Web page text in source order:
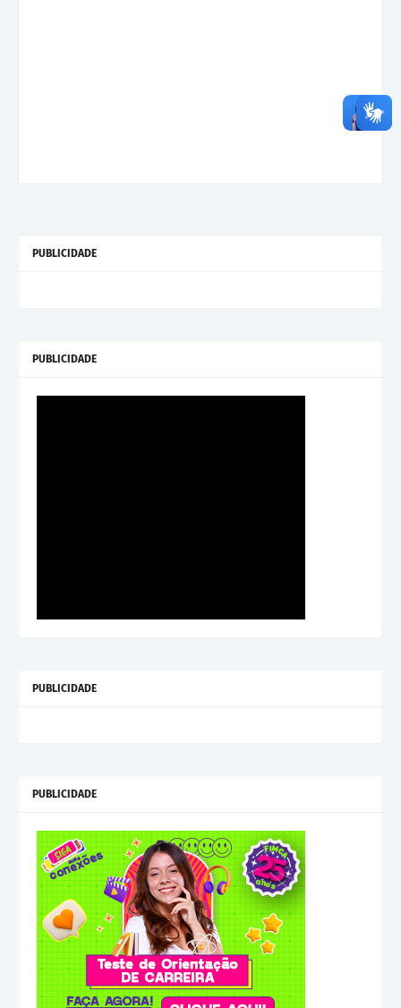
PUBLICIDADE
PUBLICIDADE
PUBLICIDADE
PUBLICIDADE